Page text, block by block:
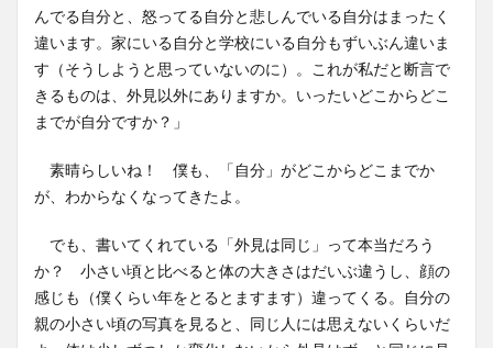
んでる自分と、怒ってる自分と悲しんでいる自分はまったく
違います。家にいる自分と学校にいる自分もずいぶん違いま
す（そうしようと思っていないのに）。これが私だと断言で
きるものは、外見以外にありますか。いったいどこからどこ
までが自分ですか？」
素晴らしいね！ 僕も、「自分」がどこからどこまでか
が、わからなくなってきたよ。
でも、書いてくれている「外見は同じ」って本当だろう
か？ 小さい頃と比べると体の大きさはだいぶ違うし、顔の
感じも（僕くらい年をとるとますます）違ってくる。自分の
親の小さい頃の写真を見ると、同じ人には思えないくらいだ